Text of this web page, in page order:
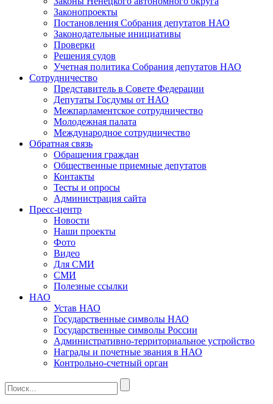
Законопроекты
Постановления Собрания депутатов НАО
Законодательные инициативы
Проверки
Решения судов
Учетная политика Собрания депутатов НАО
Сотрудничество
Представитель в Совете Федерации
Депутаты Госдумы от НАО
Межпарламентское сотрудничество
Молодежная палата
Международное сотрудничество
Обратная cвязь
Обращения граждан
Общественные приемные депутатов
Контакты
Тесты и опросы
Администрация сайта
Пресс-центр
Новости
Наши проекты
Фото
Видео
Для СМИ
СМИ
Полезные ссылки
НАО
Устав НАО
Государственные символы НАО
Государственные символы России
Административно-территориальное устройство
Награды и почетные звания в НАО
Контрольно-счетный орган